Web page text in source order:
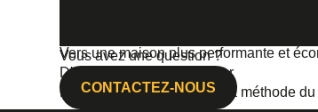
Vers une maison plus performante et
D'autres articles à consulter
Réparation de cheminée : la méthode
Vous avez une question ?
CONTACTEZ-NOUS